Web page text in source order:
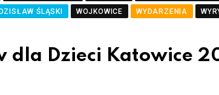
ŚLĄSKI WOJKOWICE WYDARZENIA
dla Dzieci Katowice